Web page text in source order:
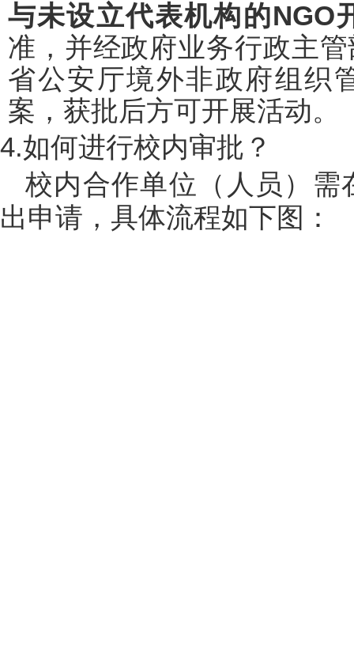
与未设立代表机构的NGO
准，并经政府业务行政主
省公安厅境外非政府组织
案，获批后方可开展活动。
4.如何进行校内审批？
校内合作单位（人员）需
出申请，具体流程如下图：